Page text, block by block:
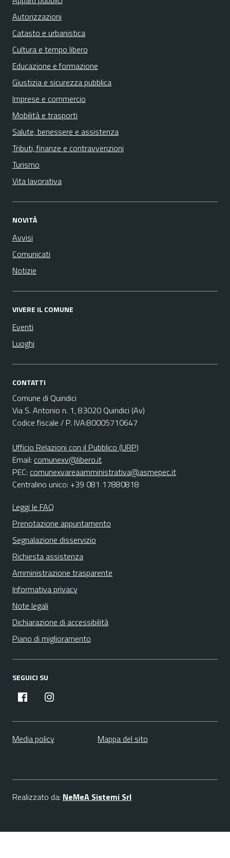
Autorizzazioni
Catasto e urbanistica
Cultura e tempo libero
Educazione e formazione
Giustizia e sicurezza pubblica
Imprese e commercio
Mobilità e trasporti
Salute, benessere e assistenza
Tributi, finanze e contravvenzioni
Turismo
Vita lavorativa
NOVITÀ
Avvisi
Comunicati
Notizie
VIVERE IL COMUNE
Eventi
Luoghi
CONTATTI
Comune di Quindici
Via S. Antonio n. 1, 83020 Quindici (Av)
Codice fiscale / P. IVA:80005710647
Ufficio Relazioni con il Pubblico (URP)
Email: comunexv@libero.it
PEC: comunexvareaamministrativa@asmepec.it
Centralino unico: +39 081 17880818
Leggi le FAQ
Prenotazione appuntamento
Segnalazione disservizio
Richiesta assistenza
Amministrazione trasparente
Informativa privacy
Note legali
Dichiarazione di accessibilità
Piano di miglioramento
SEGUICI SU
facebook
Media policy Mappa del sito
Realizzato da: NeMeA Sistemi Srl